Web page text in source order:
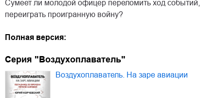
Сумеет ли молодой офицер переломить ход событий,
переиграть проигранную войну?
Полная версия:
Серия "Воздухоплаватель"
Воздухоплаватель. На заре авиации